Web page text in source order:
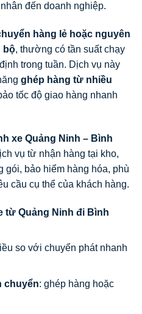
đến doanh nghiệp.
hàng lẻ hoặc nguyên
bộ, thường có tần suất chạy
trong tuần. Dịch vụ này
ghép hàng từ nhiều
tốc độ giao hàng nhanh
xe Quảng Ninh – Bình
vụ từ nhận hàng tại kho,
gói, bảo hiểm hàng hóa, phù
cầu cụ thể của khách hàng.
từ Quảng Ninh đi Bình
so với chuyển phát nhanh
chuyển: ghép hàng hoặc